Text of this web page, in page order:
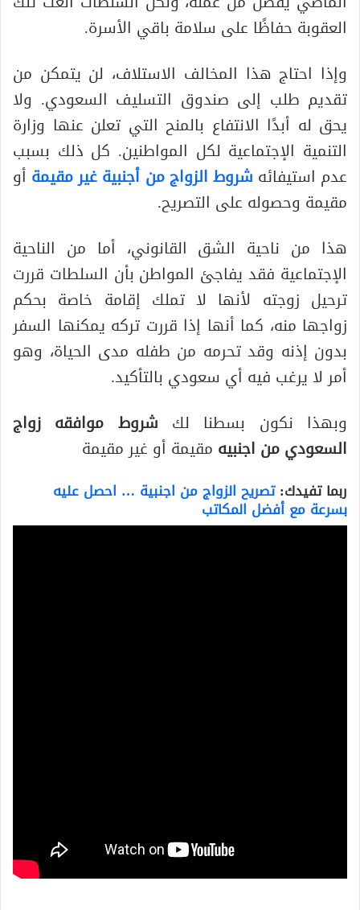
العقوبة حفاظًا على سلامة باقي الأسرة.
وإذا احتاج هذا المخالف الاستلاف، لن يتمكن من
تقديم طلب إلى صندوق التسليف السعودي. ولا
يحق له أبدًا الانتفاع بالمنح التي تعلن عنها وزارة
التنمية الإجتماعية لكل المواطنين. كل ذلك بسبب
عدم استيفائه شروط الزواج من أجنبية غير مقيمة أو
مقيمة وحصوله على التصريح.
هذا من ناحية الشق القانوني، أما من الناحية
الإجتماعية فقد يفاجئ المواطن بأن السلطات قررت
ترحيل زوجته لأنها لا تملك إقامة خاصة بحكم
زواجها منه، كما أنها إذا قررت تركه يمكنها السفر
بدون إذنه وقد تحرمه من طفله مدى الحياة، وهو
أمر لا يرغب فيه أي سعودي بالتأكيد.
وبهذا نكون بسطنا لك شروط موافقه زواج
السعودي من اجنبيه مقيمة أو غير مقيمة
ربما تفيدك:تصريح الزواج من اجنبية … احصل عليه
بسرعة مع أفضل المكاتب